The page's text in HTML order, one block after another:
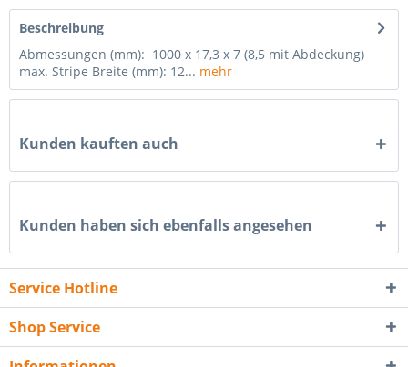
Beschreibung
Abmessungen (mm): 1000 x 17,3 x 7 (8,5 mit Abdeckung)
max. Stripe Breite (mm): 12... mehr
Kunden kauften auch
Kunden haben sich ebenfalls angesehen
Service Hotline
Shop Service